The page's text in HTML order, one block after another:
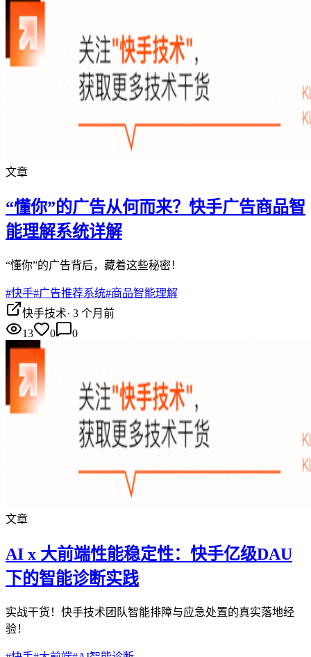
文章
“懂你”的广告从何而来？快手广告商品智
能理解系统详解
“懂你”的广告背后，藏着这些秘密！
#快手#广告推荐系统#商品智能理解
快手技术· 3 个月前
13
0 0
文章
AI x 大前端性能稳定性：快手亿级DAU
下的智能诊断实践
实战干货！快手技术团队智能排障与应急处置的真实落地经
验！